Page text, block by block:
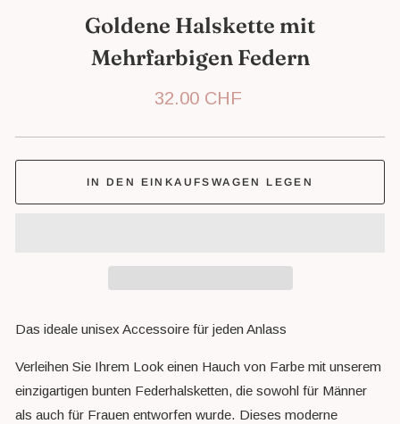
Goldene Halskette mit
Mehrfarbigen Federn
Normaler
32.00 CHF
IN DEN EINKAUFSWAGEN LEGEN
Das ideale unisex Accessoire für jeden Anlass
Verleihen Sie Ihrem Look einen Hauch von Farbe mit unserem
einzigartigen bunten Federhalsketten, die sowohl für Männer
als auch für Frauen entworfen wurde. Dieses moderne